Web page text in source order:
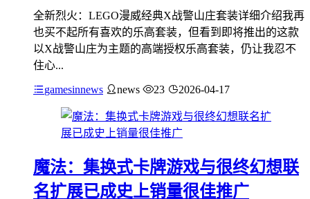
全新烈火：LEGO漫威经典X战警山庄套装详细介绍我再
也买不起所有喜欢的乐高套装，但看到即将推出的这款
以X战警山庄为主题的高端授权乐高套装，仍让我忍不
住心...
gamesinnews news 23 2026-04-17
魔法：集换式卡牌游戏与很终幻想联
名扩展已成史上销量很佳推广